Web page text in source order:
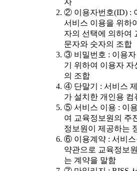
자
② 이용자번호(ID) :
서비스 이용을 위하
자의 선택에 의하여
문자와 숫자의 조합
③ 비밀번호 : 이용
기 위하여 이용자
의 조합
④ 단말기 : 서비스
가 설치한 개인용 컴
⑤ 서비스 이용 : 이
여 교육정보원의 주
정보원이 제공하는
⑥ 이용계약 : 서비스
약관으로 교육정보
는 계약을 말함